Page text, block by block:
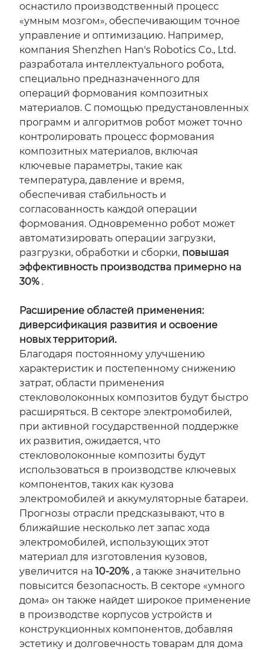
оснастило производственный процесс
«умным мозгом», обеспечивающим точное
управление и оптимизацию. Например,
компания Shenzhen Han's Robotics Co., Ltd.
разработала интеллектуального робота,
специально предназначенного для
операций формования композитных
материалов. С помощью предустановленных
программ и алгоритмов робот может точно
контролировать процесс формования
композитных материалов, включая
ключевые параметры, такие как
температура, давление и время,
обеспечивая стабильность и
согласованность каждой операции
формования. Одновременно робот может
автоматизировать операции загрузки,
разгрузки, обработки и сборки, повышая
эффективность производства примерно на
30% .
Расширение областей применения:
диверсификация развития и освоение
новых территорий.
Благодаря постоянному улучшению
характеристик и постепенному снижению
затрат, области применения
стекловолоконных композитов будут быстро
расширяться. В секторе электромобилей,
при активной государственной поддержке
их развития, ожидается, что
стекловолоконные композиты будут
использоваться в производстве ключевых
компонентов, таких как кузова
электромобилей и аккумуляторные батареи.
Прогнозы отрасли предсказывают, что в
ближайшие несколько лет запас хода
электромобилей, использующих этот
материал для изготовления кузовов,
увеличится на 10-20% , а также значительно
повысится безопасность. В секторе «умного
дома» он также найдет широкое применение
в производстве корпусов устройств и
конструкционных компонентов, добавляя
эстетику и долговечность товарам для дома